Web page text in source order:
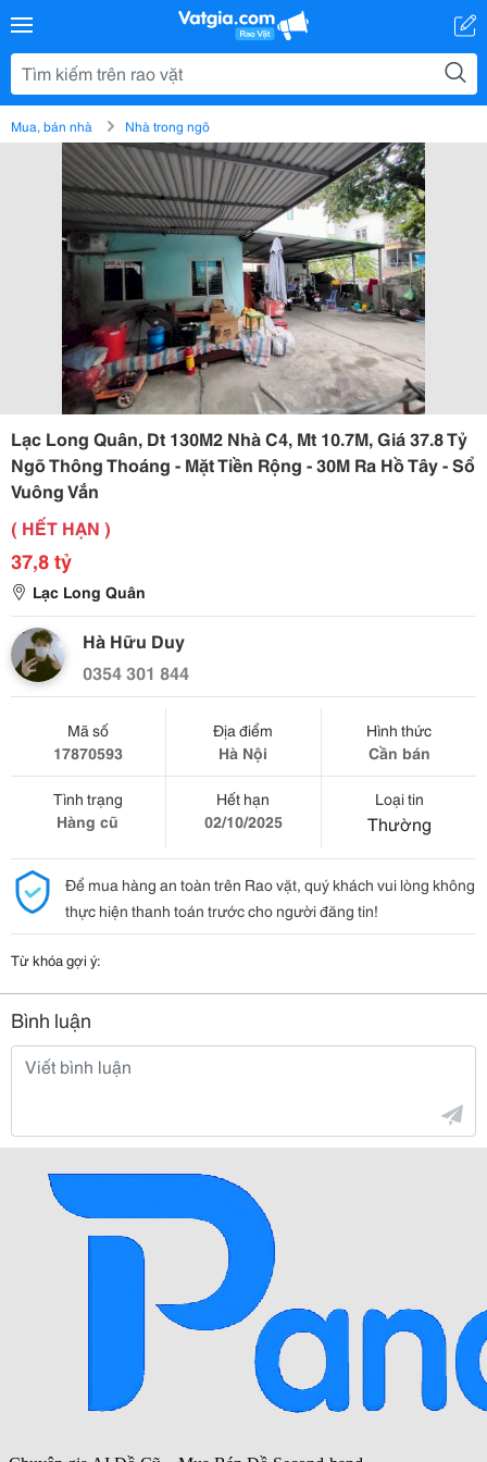
Mua, bán nhà Nhà trong ngõ
Lạc Long Quân, Dt 130M2 Nhà C4, Mt 10.7M, Giá 37.8 Tỷ
Ngõ Thông Thoáng - Mặt Tiền Rộng - 30M Ra Hồ Tây - Sổ
Vuông Vắn
( HẾT HẠN )
37,8 tỷ
Lạc Long Quân
Hà Hữu Duy
0354 301 844
Mã số
17870593
Địa điểm
Hà Nội
Hình thức
Cần bán
Tình trạng
Hàng cũ
Hết hạn
02/10/2025
Loại tin
Thường
Để mua hàng an toàn trên Rao vặt, quý khách vui lòng không
thực hiện thanh toán trước cho người đăng tin!
Từ khóa gợi ý:
Bình luận